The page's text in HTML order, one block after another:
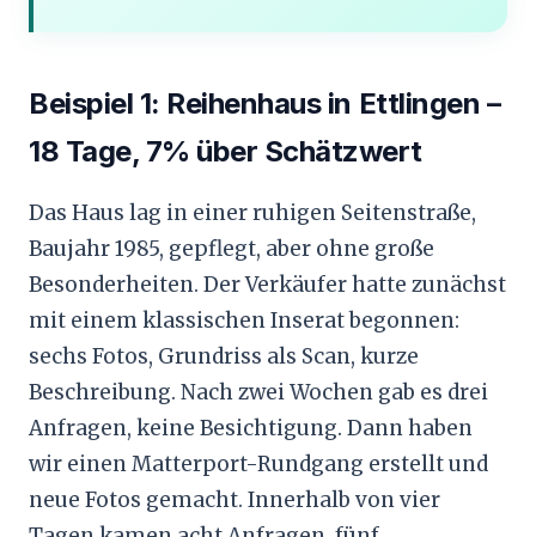
Beispiel 1: Reihenhaus in Ettlingen –
18 Tage, 7% über Schätzwert
Das Haus lag in einer ruhigen Seitenstraße,
Baujahr 1985, gepflegt, aber ohne große
Besonderheiten. Der Verkäufer hatte zunächst
mit einem klassischen Inserat begonnen:
sechs Fotos, Grundriss als Scan, kurze
Beschreibung. Nach zwei Wochen gab es drei
Anfragen, keine Besichtigung. Dann haben
wir einen Matterport-Rundgang erstellt und
neue Fotos gemacht. Innerhalb von vier